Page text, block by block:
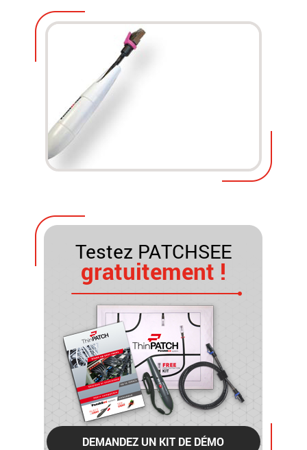
Testez PATCHSEE
gratuitement !
DEMANDEZ UN KIT DE DÉMO